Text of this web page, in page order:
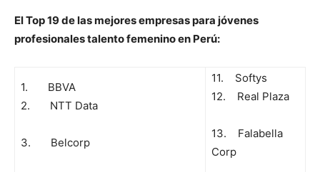
El Top 19 de las mejores empresas para jóvenes
profesionales talento femenino en Perú:
1. BBVA
2. NTT Data
3. Belcorp
11. Softys
12. Real Plaza
13. Falabella
Corp